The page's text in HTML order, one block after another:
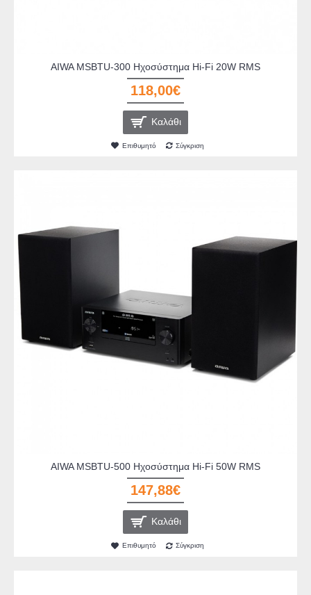
AIWA MSBTU-300 Ηχοσύστημα Hi-Fi 20W RMS
118,00€
Καλάθι
Επιθυμητό Σύγκριση
AIWA MSBTU-500 Ηχοσύστημα Hi-Fi 50W RMS
147,88€
Καλάθι
Επιθυμητό Σύγκριση